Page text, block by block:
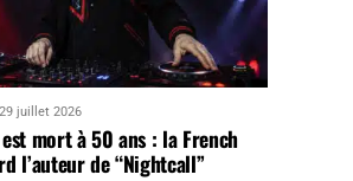
29 juillet 2026
mort à 50 ans : la French
l’auteur de “Nightcall”